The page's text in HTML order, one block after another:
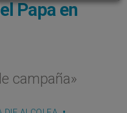
Papa en
campaña»